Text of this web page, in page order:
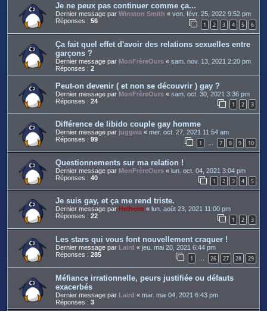
Je ne peux pas continuer comme ça...
Dernier message par Winston Smith « ven. févr. 25, 2022 9:52 pm
Réponses : 56 1 2 3 4 5 6
Ça fait quel effet d'avoir des relations sexuelles entre
garçons ?
Dernier message par MonFrèreOurs « sam. nov. 13, 2021 2:20 pm
Réponses : 2
Peut-on devenir ( et non se découvrir ) gay ?
Dernier message par MonFrèreOurs « sam. oct. 30, 2021 3:36 pm
Réponses : 24 1 2 3
Différence de libido couple gay homme
Dernier message par juggwa « mer. oct. 27, 2021 11:54 am
Réponses : 99 1 … 7 8 9 10
Questionnements sur ma relation !
Dernier message par MonFrèreOurs « lun. oct. 04, 2021 3:04 pm
Réponses : 40 1 2 3 4 5
Je suis gay, et ça me rend triste.
Dernier message par Helheim « lun. août 23, 2021 11:00 pm
Réponses : 22 1 2 3
Les stars qui vous font nouvellement craquer !
Dernier message par Laird « jeu. mai 20, 2021 6:44 pm
Réponses : 285 1 … 26 27 28 29
Méfiance irrationnelle, peurs justifiée ou défauts
exacerbés
Dernier message par Laird « mar. mai 04, 2021 6:43 pm
Réponses : 3